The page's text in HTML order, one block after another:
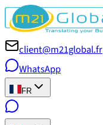
client@m21global.fr
WhatsApp
FR